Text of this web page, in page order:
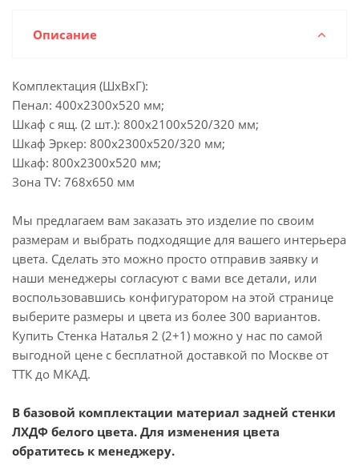
Описание
Комплектация (ШхВхГ):
Пенал: 400х2300х520 мм;
Шкаф с ящ. (2 шт.): 800х2100х520/320 мм;
Шкаф Эркер: 800х2300х520/320 мм;
Шкаф: 800х2300х520 мм;
Зона TV: 768х650 мм
Мы предлагаем вам заказать это изделие по своим
размерам и выбрать подходящие для вашего интерьера
цвета. Сделать это можно просто отправив заявку и
наши менеджеры согласуют с вами все детали, или
воспользовавшись конфигуратором на этой странице
выберите размеры и цвета из более 300 вариантов.
Купить Стенка Наталья 2 (2+1) можно у нас по самой
выгодной цене с бесплатной доставкой по Москве от
ТТК до МКАД.
В базовой комплектации материал задней стенки
ЛХДФ белого цвета. Для изменения цвета
обратитесь к менеджеру.